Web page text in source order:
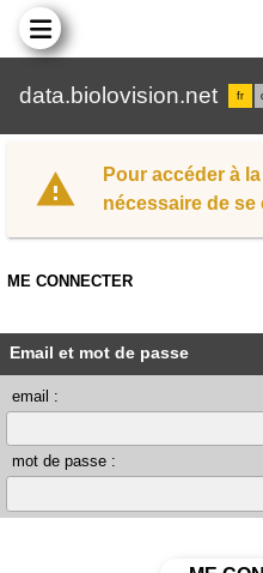
data.biolovision.net fr
Pour accéder à
nécessaire de se
ME CONNECTER
Email et mot de passe
email :
mot de passe :